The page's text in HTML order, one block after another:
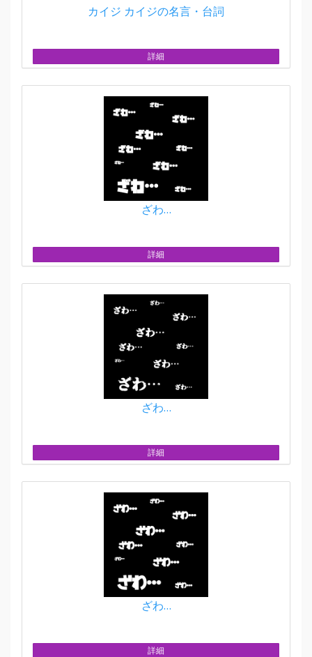
カイジ カイジの名言・台詞
詳細
ざわ…
詳細
ざわ…
詳細
ざわ…
詳細